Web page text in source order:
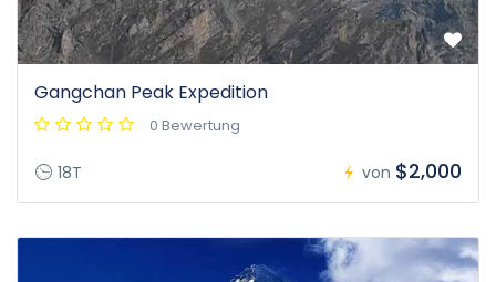
Gangchan Peak Expedition
0 Bewertung
18T von $2,000